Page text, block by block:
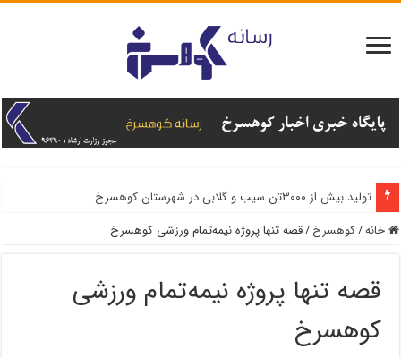
تولید بیش از ۳۰۰۰تن سیب و گلابی در شهرستان کوهسرخ
خانه/کوهسرخ /قصه تنها پروژه نیمه‌تمام ورزشی کوهسرخ
قصه تنها پروژه نیمه‌تمام ورزشی
کوهسرخ